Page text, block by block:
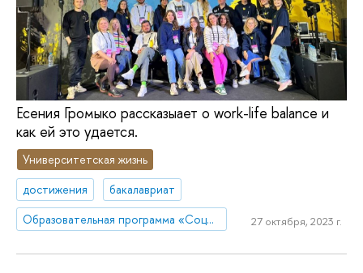
Есения Громыко рассказыает о work-life balance и
как ей это удается.
Университетская жизнь
достижения
бакалавриат
Образовательная программа «Социология и социальная информатика»
27 октября, 2023 г.